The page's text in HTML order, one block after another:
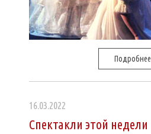
Подробнее
16.03.2022
Спектакли этой недели